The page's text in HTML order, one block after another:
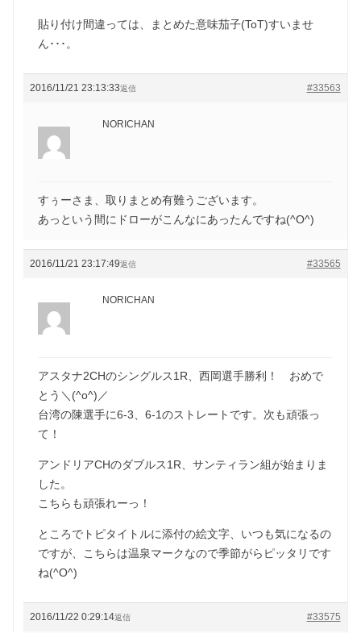
貼り付け間違っては、まとめた意味茄子(ToT)すいませ
ん･･･。
2016/11/21 23:13:33 #33563
返信
NORICHAN
すぅーさま、取りまとめ有難うございます。
あっという間にドローがこんなにあったんですね(^O^)
2016/11/21 23:17:49 #33565
返信
NORICHAN
アスタナ2CHのシングルス1R、西岡選手勝利！ おめで
とう＼(^o^)／
台湾の陳選手に6-3、6-1のストレートです。次も頑張っ
て！
アンドリアCHのダブルス1R、サンティラン組が始まりま
した。
こちらも頑張れーっ！
ところでトピタイトルに添付の絵文字、いつも気になるの
ですが、こちらは温泉マークなので季節がらピッタリです
ね(^O^)
2016/11/22 0:29:14 #33575
返信